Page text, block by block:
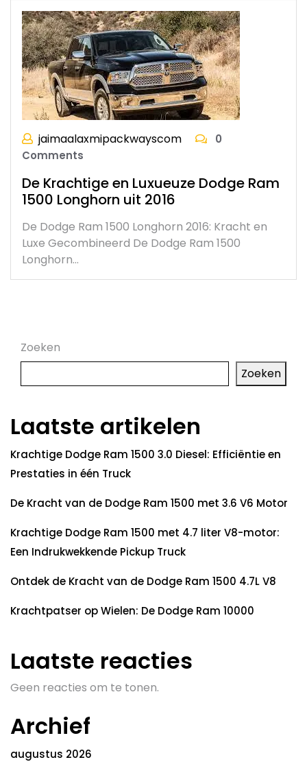
jaimaalaxmipackwayscom
0
Comments
De Krachtige en Luxueuze Dodge Ram
1500 Longhorn uit 2016
De Dodge Ram 1500 Longhorn 2016: Kracht en
Luxe Gecombineerd De Dodge Ram 1500
Longhorn…
Zoeken
Zoeken
Laatste artikelen
Krachtige Dodge Ram 1500 3.0 Diesel: Efficiëntie en
Prestaties in één Truck
De Kracht van de Dodge Ram 1500 met 3.6 V6 Motor
Krachtige Dodge Ram 1500 met 4.7 liter V8-motor:
Een Indrukwekkende Pickup Truck
Ontdek de Kracht van de Dodge Ram 1500 4.7L V8
Krachtpatser op Wielen: De Dodge Ram 10000
Laatste reacties
Geen reacties om te tonen.
Archief
augustus 2026